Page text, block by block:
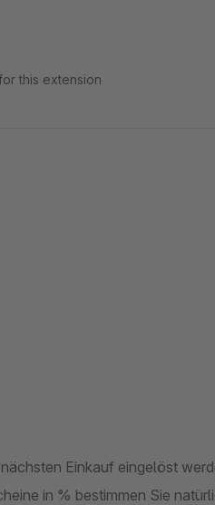
this extension
Einkauf eingelöst
in % bestimmen Sie